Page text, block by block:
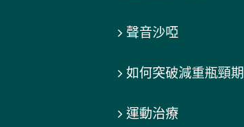
聲音沙啞
如何突破減重瓶頸期
運動治療